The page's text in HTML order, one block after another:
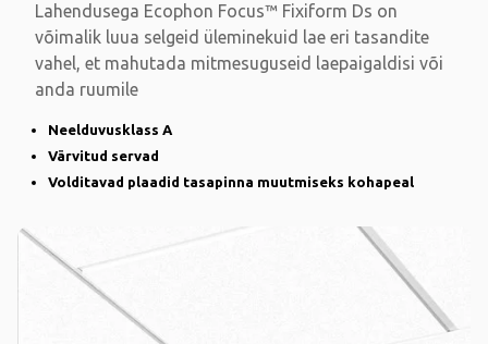
Lahendusega Ecophon Focus™ Fixiform Ds on
võimalik luua selgeid üleminekuid lae eri tasandite
vahel, et mahutada mitmesuguseid laepaigaldisi või
anda ruumile
Neelduvusklass A
Värvitud servad
Volditavad plaadid tasapinna muutmiseks kohapeal